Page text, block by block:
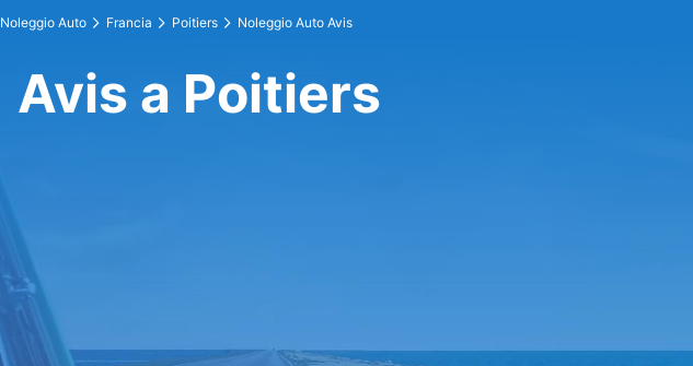
Noleggio Auto Francia Poitiers Noleggio Auto Avis
Avis a Poitiers